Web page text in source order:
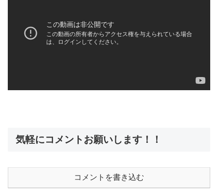
気軽にコメントお願いします！！
コメントを書き込む